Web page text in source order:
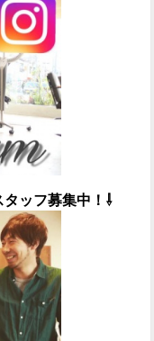
ッフ募集中！⇩